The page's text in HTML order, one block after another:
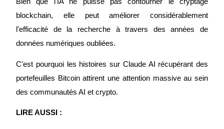
Investissement automobile
Obtenez des bénéfices à long terme et des intérêts flexibles
Bien que l'IA ne puisse pas contourner le cryptage
blockchain, elle peut améliorer considérablement
l'efficacité de la recherche à travers des années de
données numériques oubliées.
C'est pourquoi les histoires sur Claude AI récupérant des
portefeuilles Bitcoin attirent une attention massive au sein
des communautés AI et crypto.
LIRE AUSSI :